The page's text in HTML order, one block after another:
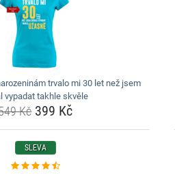
trvalo mi 30 let než jsem
vypadat takhle skvěle
Kč399 Kč
SLEVA